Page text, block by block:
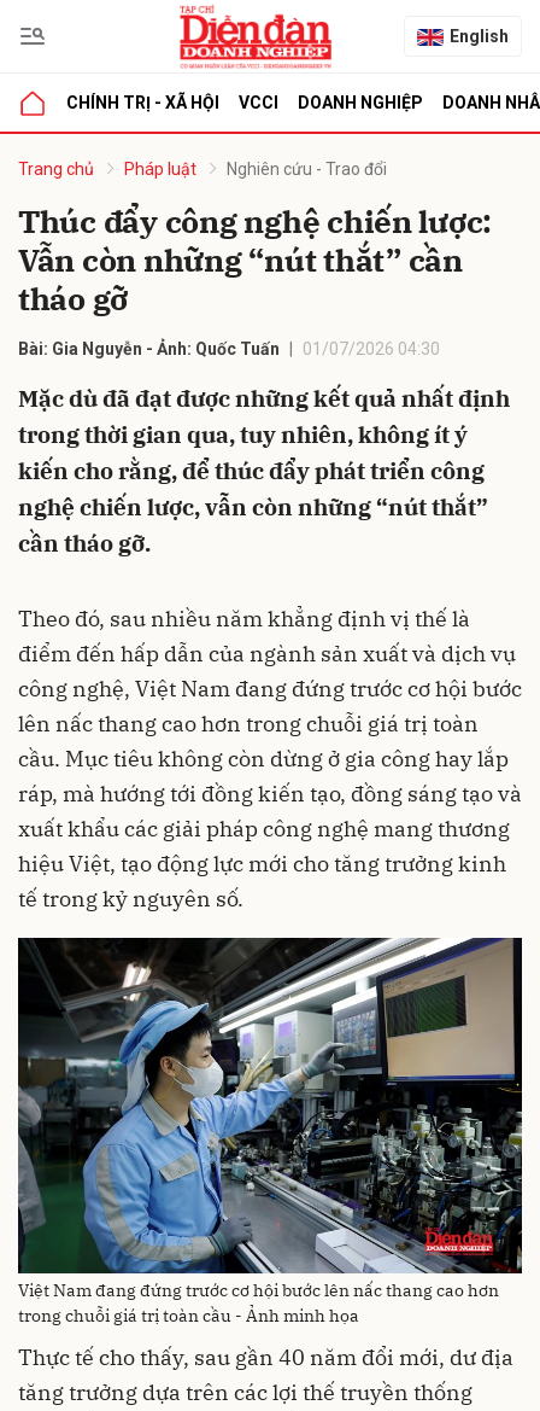
English
CHÍNH TRỊ - XÃ HỘI VCCI DOANH NGHIỆP DOANH
Trang chủ Pháp luật Nghiên cứu - Trao đổi
Thúc đẩy công nghệ chiến lược:
Vẫn còn những “nút thắt” cần
tháo gỡ
Bài: Gia Nguyễn - Ảnh: Quốc Tuấn 01/07/2026 04:30
Mặc dù đã đạt được những kết quả nhất định
trong thời gian qua, tuy nhiên, không ít ý
kiến cho rằng, để thúc đẩy phát triển công
nghệ chiến lược, vẫn còn những “nút thắt”
cần tháo gỡ.
Theo đó, sau nhiều năm khẳng định vị thế là
điểm đến hấp dẫn của ngành sản xuất và dịch vụ
công nghệ, Việt Nam đang đứng trước cơ hội bước
lên nấc thang cao hơn trong chuỗi giá trị toàn
cầu. Mục tiêu không còn dừng ở gia công hay lắp
ráp, mà hướng tới đồng kiến tạo, đồng sáng tạo và
xuất khẩu các giải pháp công nghệ mang thương
hiệu Việt, tạo động lực mới cho tăng trưởng kinh
tế trong kỷ nguyên số.
Việt Nam đang đứng trước cơ hội bước lên nấc thang cao hơn
trong chuỗi giá trị toàn cầu - Ảnh minh họa
Thực tế cho thấy, sau gần 40 năm đổi mới, dư địa
tăng trưởng dựa trên các lợi thế truyền thống
luận
Hủy